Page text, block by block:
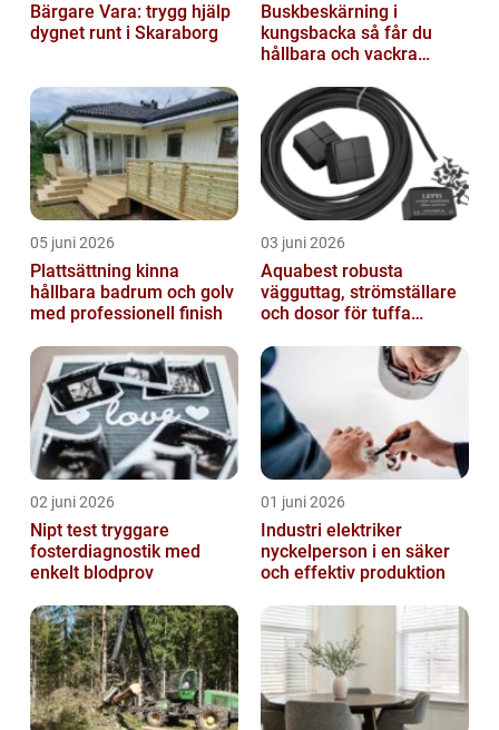
Bärgare Vara: trygg hjälp
dygnet runt i Skaraborg
Buskbeskärning i
kungsbacka så får du
hållbara och vackra
05 juni 2026
Plattsättning kinna
hållbara badrum och golv
med professionell finish
03 juni 2026
Aquabest robusta
vägguttag, strömställare
och dosor för tuffa
02 juni 2026
Nipt test tryggare
fosterdiagnostik med
enkelt blodprov
01 juni 2026
Industri elektriker
nyckelperson i en säker
och effektiv produktion